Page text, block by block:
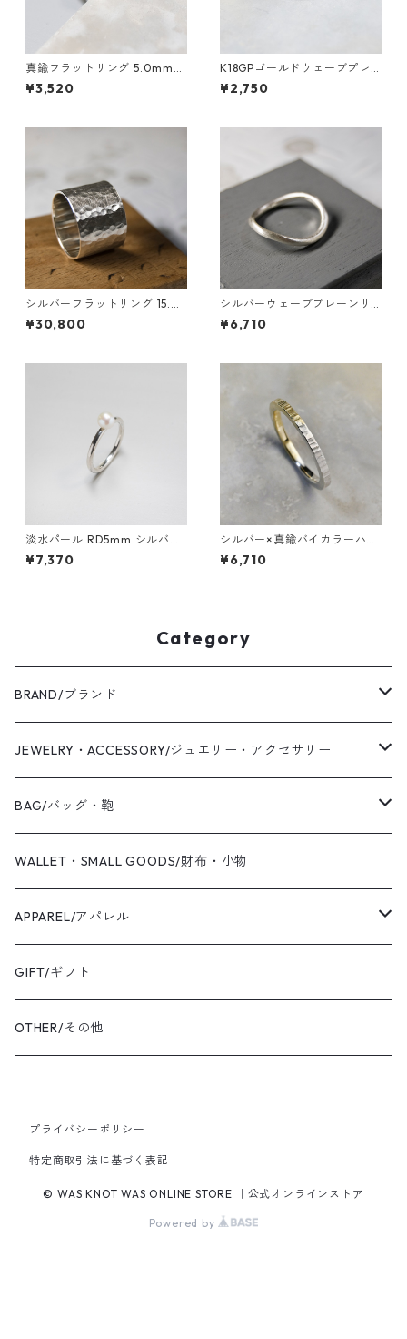
真鍮フラットリング 5.0mm幅
縦槌目｜FA-1117
¥3,520
K18GPゴールドウェーブプレ
ーンリング 0.8mm幅 槌目 3
号～27号｜WKH K18GP WAVE
¥2,750
シルバーフラットリング 15.0
mm幅 つや消し槌目 3号～27
号｜WKS FLAT RING 15.0 sv
¥30,800
シルバーウェーブプレーンリ
ング 2.0mm幅 つや消し 3号
～27号｜WKS WAVE PLANE R
¥6,710
淡水パール RD5mm シルバー
ラウンドプレーンリング 2.0m
m幅 鏡面｜FA-1112
¥7,370
シルバー×真鍮バイカラーハー
フシックフラットリング 2.0m
m幅 つや消し縦槌目 3号～27
¥6,710
Category
BRAND/ブランド
WAS KNOT WAS
2019 S/S
Coaling Cards Publisher
JEWELRY・ACCESSORY/ジュエリー・アクセサリー
RING/リング・指輪
PIERCED EARRINGS/ピアス
EAR CUFF/イヤーカフ
BANGLE・BRACELET/バングル・ブレスレット
K18YG/K18イエローゴールド
PT900/プラチナ
K10YG/K10イエローゴールド
BAG/バッグ・鞄
CANVAS/帆布
LEATHER/皮革
トートバッグ
ショルダーバッグ
WALLET・SMALL GOODS/財布・小物
APPAREL/アパレル
TOPS/トップス
SHIRT・BLOUSE/シャツ・ブラウス
OUTER/アウター
GIFT/ギフト
OTHER/その他
プライバシーポリシー
特定商取引法に基づく表記
© WAS KNOT WAS ONLINE STORE ｜公式オンラインストア
Powered by